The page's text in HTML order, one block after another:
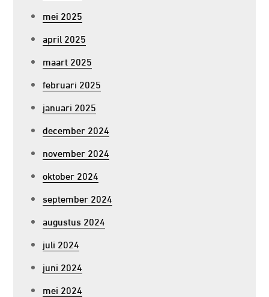
mei 2025
april 2025
maart 2025
februari 2025
januari 2025
december 2024
november 2024
oktober 2024
september 2024
augustus 2024
juli 2024
juni 2024
mei 2024